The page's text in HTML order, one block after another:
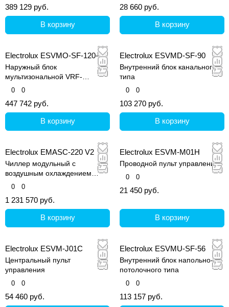
389 129 руб.
В корзину
28 660 руб.
В корзину
Electrolux ESVMO-SF-120-H
Наружный блок
мультизональной VRF-
системы, серия Step Free
0 0
447 742 руб.
В корзину
Electrolux ESVMD-SF-90
Внутренний блок канального
типа
0 0
103 270 руб.
В корзину
Electrolux EMASC-220 V2
Чиллер модульный с
воздушным охлаждением
конденсатора
0 0
1 231 570 руб.
В корзину
Electrolux ESVM-M01H
Проводной пульт управления
0 0
21 450 руб.
В корзину
Electrolux ESVM-J01C
Центральный пульт
управления
0 0
54 460 руб.
Electrolux ESVMU-SF-56
Внутренний блок напольно-
потолочного типа
0 0
113 157 руб.